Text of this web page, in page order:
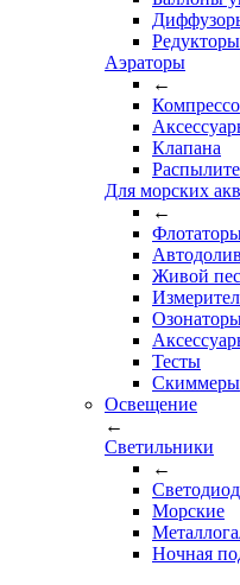
Редукторы
Аэраторы
←
Клапана
Для морских
←
Живой
Тесты
Cкиммеры
Освещение
←
Светильники
←
Морские
Ночная